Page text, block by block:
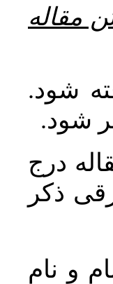
مقاله
شود.
شود.
درج
ذکر
و نام